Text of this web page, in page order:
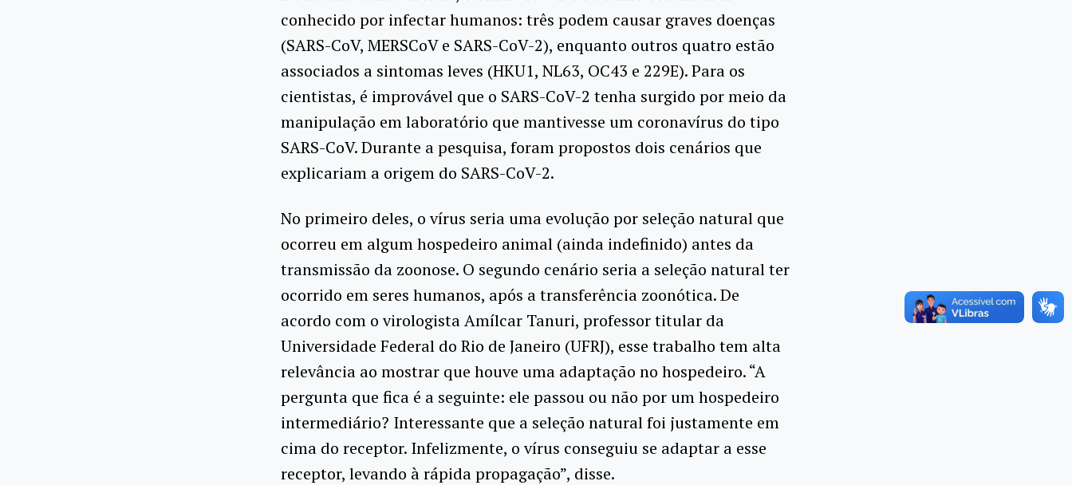
conhecido por infectar humanos: três podem causar graves doenças
(SARS-CoV, MERSCoV e SARS-CoV-2), enquanto outros quatro estão
associados a sintomas leves (HKU1, NL63, OC43 e 229E). Para os
cientistas, é improvável que o SARS-CoV-2 tenha surgido por meio da
manipulação em laboratório que mantivesse um coronavírus do tipo
SARS-CoV. Durante a pesquisa, foram propostos dois cenários que
explicariam a origem do SARS-CoV-2.
No primeiro deles, o vírus seria uma evolução por seleção natural que
ocorreu em algum hospedeiro animal (ainda indefinido) antes da
transmissão da zoonose. O segundo cenário seria a seleção natural ter
ocorrido em seres humanos, após a transferência zoonótica. De
acordo com o virologista Amílcar Tanuri, professor titular da
Universidade Federal do Rio de Janeiro (UFRJ), esse trabalho tem alta
relevância ao mostrar que houve uma adaptação no hospedeiro. “A
pergunta que fica é a seguinte: ele passou ou não por um hospedeiro
intermediário? Interessante que a seleção natural foi justamente em
cima do receptor. Infelizmente, o vírus conseguiu se adaptar a esse
receptor, levando à rápida propagação”, disse.